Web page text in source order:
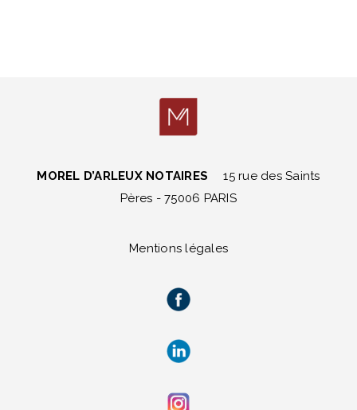
MOREL D’ARLEUX NOTAIRES
15 rue des Saints
Pères - 75006 PARIS
Mentions légales